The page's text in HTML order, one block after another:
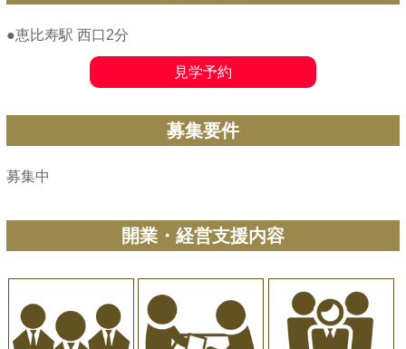
●恵比寿駅 西口2分
見学予約
募集要件
募集中
開業・経営支援内容